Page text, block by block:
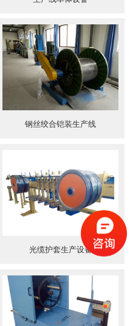
钢丝绞合铠装生产线
光缆护套生产设备